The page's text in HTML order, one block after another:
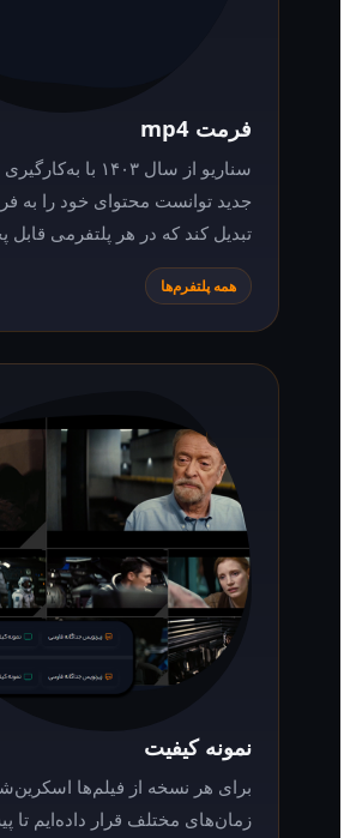
سناریو از سال ۱۴۰۳ با به‌کارگیری فناوری
جدید توانست محتوای خود را به فرمت mp4
تبدیل کند که در هر پلتفرمی قابل پخش است.
همه پلتفرم‌ها
نمونه کیفیت
برای هر نسخه از فیلم‌ها اسکرین‌شات‌هایی از
زمان‌های مختلف قرار داده‌ایم تا پیش از دانلود